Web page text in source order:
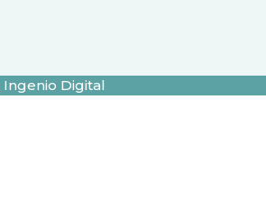
Ingenio Digital